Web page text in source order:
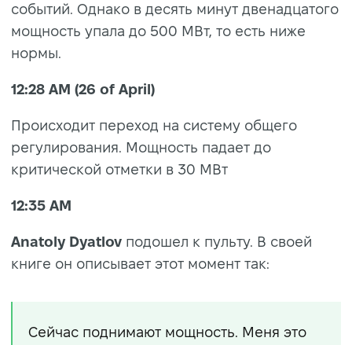
событий. Однако в десять минут двенадцатого
мощность упала до 500 МВт, то есть ниже
нормы.
12:28 AM (26 of April)
Происходит переход на систему общего
регулирования. Мощность падает до
критической отметки в 30 МВт
12:35 AM
Anatoly Dyatlov подошел к пульту. В своей
книге он описывает этот момент так:
Сейчас поднимают мощность. Меня это